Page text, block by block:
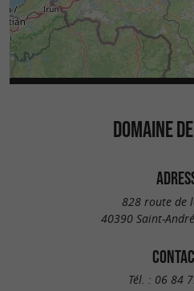
DOMAINE
828 route de
40390 Saint-
Tél. : 06 84